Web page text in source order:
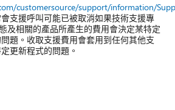
customersource/support/information/
支援呼叫可能已被取消如果技術支援專
及相關的產品所產生的費用會決定某特定
題。收取支援費用會套用到任何其他支
更新程式的問題。